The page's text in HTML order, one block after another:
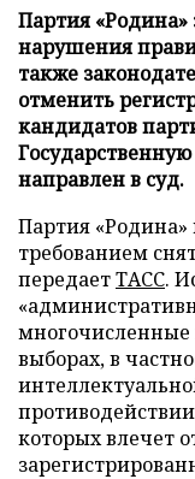
Партия «Родина»
нарушения
также
отменить
кандидатов
направлен в суд.
Партия «Родина»
требованием
передаетТАСС.
многочисленные
выборах, в
которых влечет